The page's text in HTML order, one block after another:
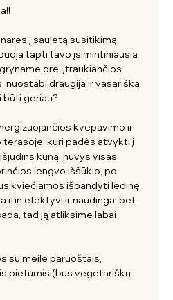
į saulėtą susitikimą
tapti tavo įsimintiniausia
ore, įtraukiančios
nuostabi draugija ir vasariška
būti geriau?
kvėpavimo ir
kuri padės atvykti į
kūną, nuvys visas
lengvo iššūkio, po
kviečiamos išbandyti ledinę
itin efektyvi ir naudinga, bet
tad ją atliksime labai
su meile paruoštais,
pietumis (bus vegetariškų